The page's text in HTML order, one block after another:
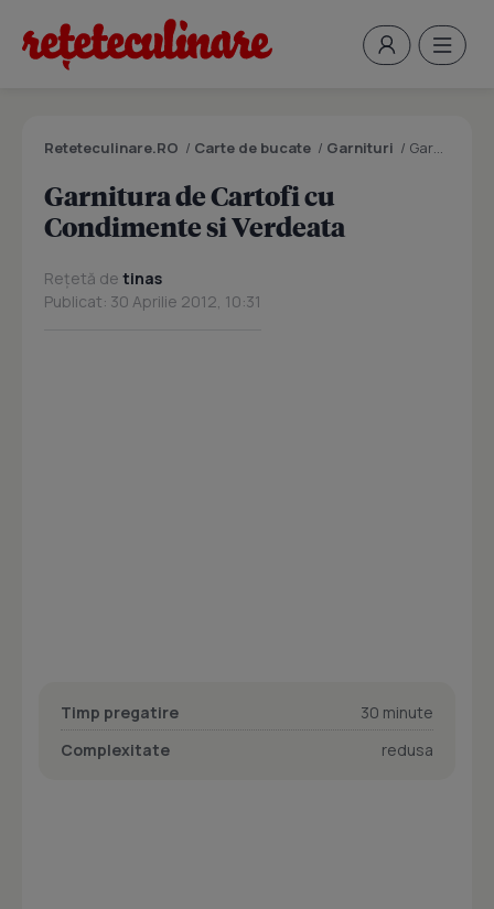
Reteteculinare.RO / Carte de bucate / Garnituri / Garnitura de Cartofi cu Condimente si Verdeata
Garnitura de Cartofi cu
Condimente si Verdeata
Rețetă de tinas
Publicat: 30 Aprilie 2012, 10:31
Timp pregatire
30 minute
Complexitate
redusa